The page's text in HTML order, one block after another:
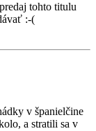
tohto titulu
:-(
v španielčine
a stratili sa v